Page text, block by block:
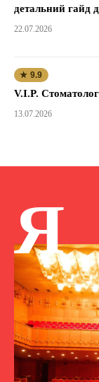
детальний гайд
22.07.2026
★ 9.9
V.I.P.
13.07.2026
Я